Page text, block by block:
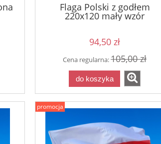
Flaga Polski z godłem
220x120 mały wzór
94,50 zł
Cena regularna:105,00 zł
do koszyka
promocja